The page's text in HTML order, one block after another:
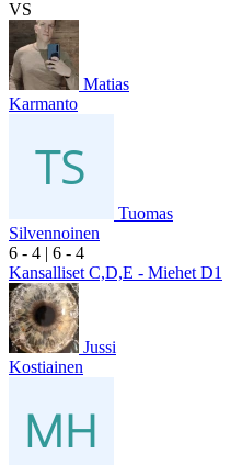
VS
Matias
Karmanto
Tuomas
Silvennoinen
6 - 4 | 6 - 4
Kansalliset C,D,E - Miehet D1
Jussi
Kostiainen